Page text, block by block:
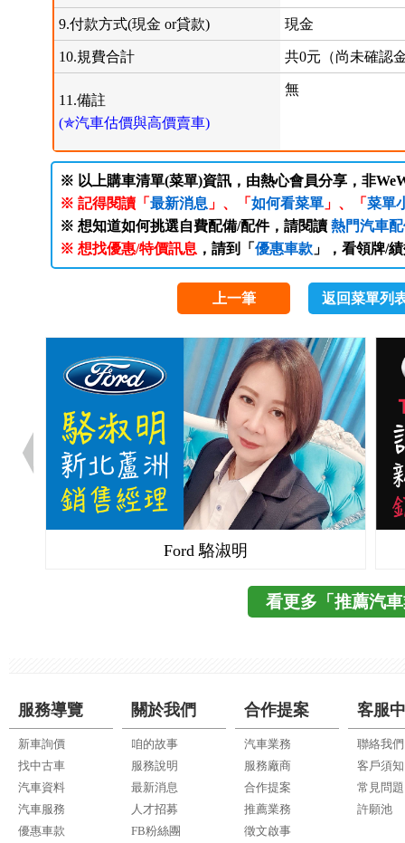
9.付款方式(現金 or貸款) 現金
10.規費合計 共0元（尚未確認
11.備註
(✯汽車估價與高價賣車)
無
※ 以上購車清單(菜單)資訊，由熱心會員分享，非
※ 記得閱讀「 最新消息 」、「 如何看菜單」、「 菜單
※ 想知道如何挑選自費配備/配件，請閱讀 熱門汽車
※ 想找優惠/特價訊息 ，請到「 優惠車款」，看領牌/
上一筆 返回菜單列
Ford 駱淑明
看更多「推薦汽
服務導覽
新車詢價
找中古車
汽車資料
汽車服務
優惠車款
關於我們
咱的故事
服務說明
最新消息
人才招募
FB粉絲團
合作提案
汽車業務
服務廠商
合作提案
推薦業務
徵文啟事
客服
聯絡我們
客戶須知
常見問題
許願池